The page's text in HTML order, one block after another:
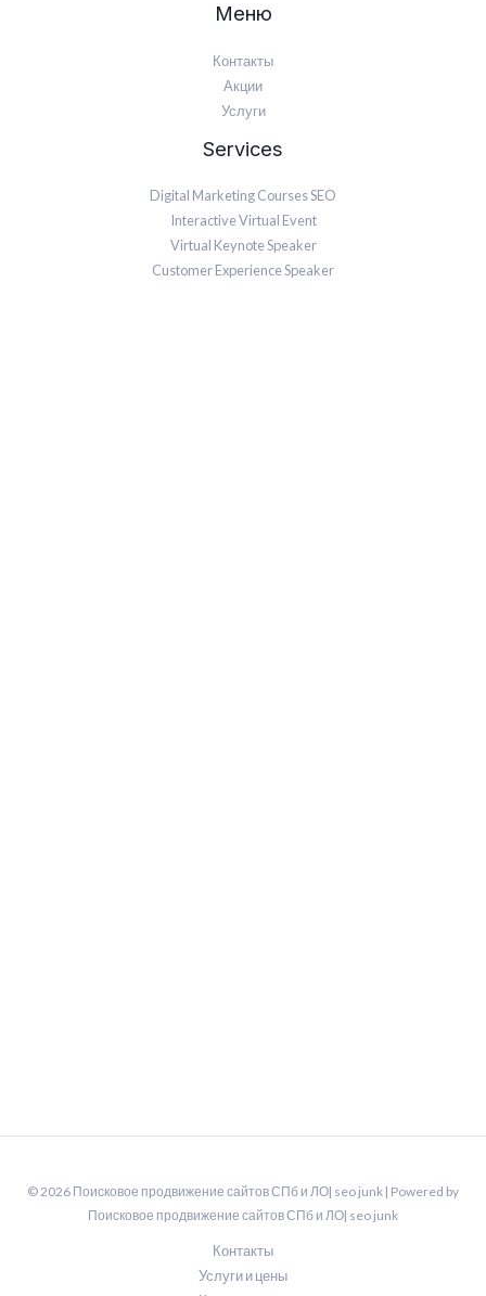
Меню
Контакты
Акции
Услуги
Services
Digital Marketing Courses SEO
Interactive Virtual Event
Virtual Keynote Speaker
Customer Experience Speaker
© 2026 Поисковое продвижение сайтов СПб и ЛО| seo junk | Powered by
Поисковое продвижение сайтов СПб и ЛО| seo junk
Контакты
Услуги и цены